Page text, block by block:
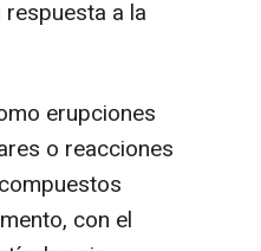
a la
erupciones
o reacciones
con el